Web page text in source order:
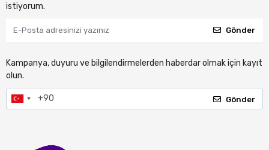
istiyorum.
Gönder
Kampanya, duyuru ve bilgilendirmelerden haberdar olmak için kayıt
olun.
Gönder